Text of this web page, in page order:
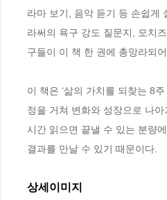
라마 보기, 음악 듣기 등 손쉽게
라써의 욕구 강도 질문지, 모치
구들이 이 책 한 권에 총망라되
이 책은 ‘삶의 가치를 되찾는 8
정을 거쳐 변화와 성장으로 나
시간 읽으면 끝낼 수 있는 분량
결과를 만날 수 있기 때문이다.
상세이미지